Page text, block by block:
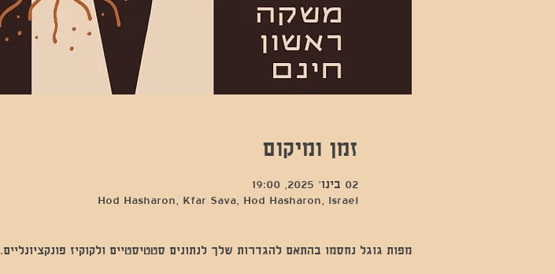
זמן ומיקום
02 בינו׳ 2025, 19:00
Hod Hasharon, Kfar Sava, Hod Hasharon, Israel
מפות גוגל נחסמו בהתאם להגדרות שלך לנתונים סטטיסטיים ולקוקיז פונקציונליים.